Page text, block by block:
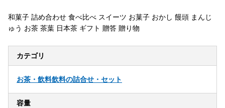
和菓子 詰め合わせ 食べ比べ スイーツ お菓子 おかし 饅頭 まんじ
ゅう お茶 茶葉 日本茶 ギフト 贈答 贈り物
カテゴリ
お茶・飲料飲料の詰合せ・セット
容量